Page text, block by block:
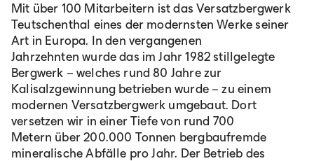
Mit über 100 Mitarbeitern ist das Versatzbergwerk
Teutschenthal eines der modernsten Werke seiner
Art in Europa. In den vergangenen
Jahrzehnten wurde das im Jahr 1982 stillgelegte
Bergwerk – welches rund 80 Jahre zur
Kalisalzgewinnung betrieben wurde – zu einem
modernen Versatzbergwerk umgebaut. Dort
versetzen wir in einer Tiefe von rund 700
Metern über 200.000 Tonnen bergbaufremde
mineralische Abfälle pro Jahr. Der Betrieb des
Deutsch
Italia
Italiano
România